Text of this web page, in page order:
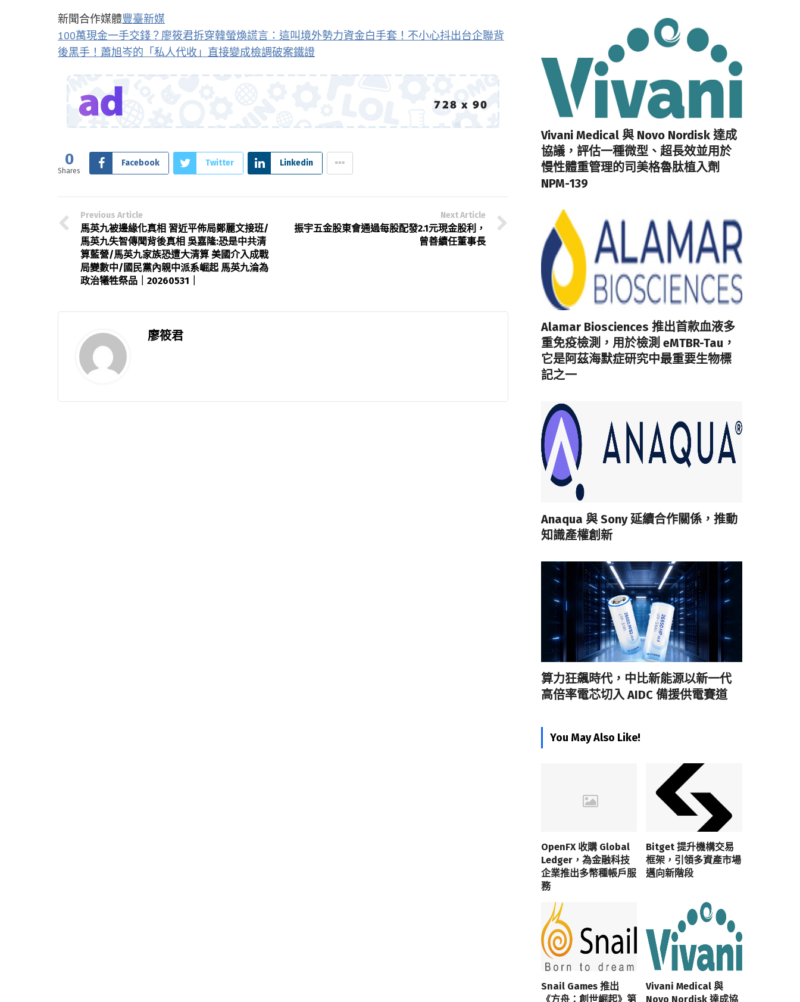
新聞合作媒體豐臺新媒
100萬現金一手交錢？廖筱君拆穿韓螢煥謊言：這叫境外勢力資金白手套！不小心抖出台企聯背
後黑手！蕭旭岑的「私人代收」直接變成檢調破案鐵證
0
Shares
Facebook Twitter Linkedin
Previous Article
馬英九被邊緣化真相 習近平佈局鄭麗文接班/
馬英九失智傳聞背後真相 吳嘉隆:恐是中共清
算藍營/馬英九家族恐遭大清算 美國介入成戰
局變數中/國民黨內親中派系崛起 馬英九淪為
政治犧牲祭品｜20260531｜
Next Article
振宇五金股東會通過每股配發2.1元現金股利，
曾善續任董事長
廖筱君
Vivani Medical 與 Novo Nordisk 達成
協議，評估一種微型、超長效並用於
慢性體重管理的司美格魯肽植入劑
NPM-139
Alamar Biosciences 推出首款血液多
重免疫檢測，用於檢測 eMTBR-Tau，
它是阿茲海默症研究中最重要生物標
記之一
Anaqua 與 Sony 延續合作關係，推動
知識產權創新
算力狂飆時代，中比新能源以新一代
高倍率電芯切入 AIDC 備援供電賽道
You May Also Like!
OpenFX 收購 Global
Ledger，為金融科技
企業推出多幣種帳戶服
務
Bitget 提升機構交易
框架，引領多資產市場
邁向新階段
Snail Games 推出
《方舟：創世崛起》第
Vivani Medical 與
Novo Nordisk 達成協